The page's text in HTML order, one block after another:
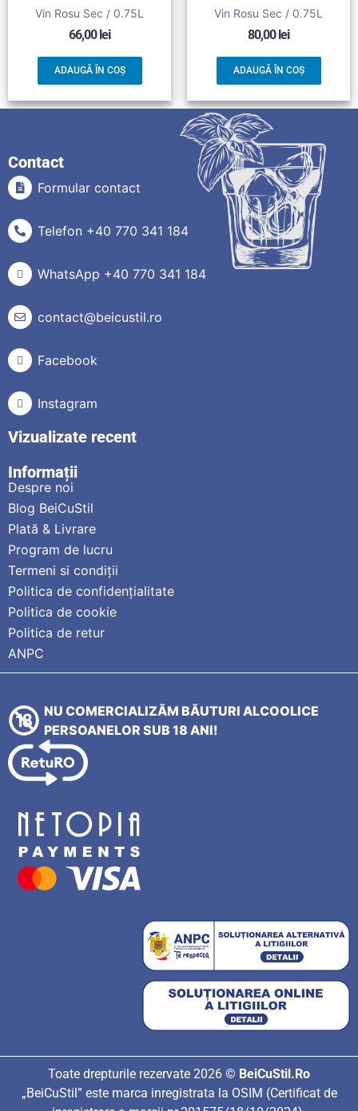
Vin Rosu Sec / 0.75L
66,00 lei
ADAUGĂ ÎN COȘ
Vin Rosu Sec / 0.75L
80,00 lei
ADAUGĂ ÎN COȘ
Contact
Formular contact
Telefon +40 770 341 184
WhatsApp +40 770 341 184
contact@beicustil.ro
Facebook
Instagram
Vizualizate recent
Informații
Despre noi
Blog BeiCuStil
Plată & Livrare
Program de lucru
Termeni si condiții
Politica de confidențialitate
Politica de cookie
Politica de retur
ANPC
NU COMERCIALIZĂM BĂUTURI ALCOOLICE
PERSOANELOR SUB 18 ANI!
Toate drepturile rezervate 2026 © BeiCuStil.Ro
„BeiCuStil” este marca inregistrata la OSIM (Certificat de